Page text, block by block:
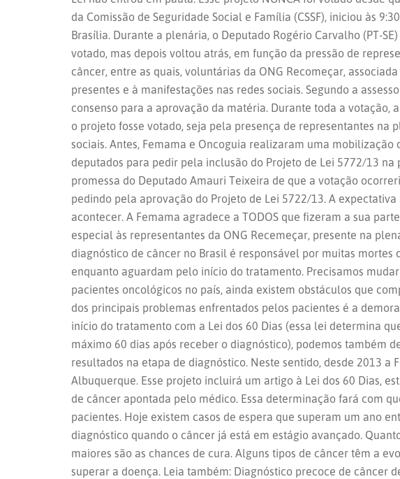
da Comissão de Seguridade Social e Família (CSSF), iniciou às
Brasília. Durante a plenária, o Deputado Rogério Carvalho (PT-
votado, mas depois voltou atrás, em função da pressão de
câncer, entre as quais, voluntárias da ONG Recomeçar,
presentes e à manifestações nas redes sociais. Segundo a
consenso para a aprovação da matéria. Durante toda a votação,
o projeto fosse votado, seja pela presença de representantes na
sociais. Antes, Femama e Oncoguia realizaram uma mobilização
deputados para pedir pela inclusão do Projeto de Lei 5772/13
promessa do Deputado Amauri Teixeira de que a votação
pedindo pela aprovação do Projeto de Lei 5722/13. A
acontecer. A Femama agradece a TODOS que fizeram a sua
especial às representantes da ONG Recemeçar, presente na
diagnóstico de câncer no Brasil é responsável por muitas
enquanto aguardam pelo início do tratamento. Precisamos
pacientes oncológicos no país, ainda existem obstáculos que
dos principais problemas enfrentados pelos pacientes é a
início do tratamento com a Lei dos 60 Dias (essa lei determina
máximo 60 dias após receber o diagnóstico), podemos também
resultados na etapa de diagnóstico. Neste sentido, desde 2013
Albuquerque. Esse projeto incluirá um artigo à Lei dos 60 Dias,
de câncer apontada pelo médico. Essa determinação fará com
pacientes. Hoje existem casos de espera que superam um ano
diagnóstico quando o câncer já está em estágio avançado.
maiores são as chances de cura. Alguns tipos de câncer têm a
superar a doença. Leia também: Diagnóstico precoce de câncer